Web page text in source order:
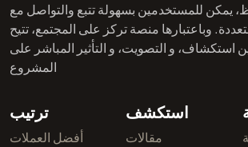
يمكن للمستخدمين بسهولة تتبع والتواصل مع
وباعتبارها منصة تركز على المجتمع، تتيح
استكشاف، و التصويت، و التأثير المباشر على
المشروع
ترتيب
أفضل العملات
استكشف
مقالات